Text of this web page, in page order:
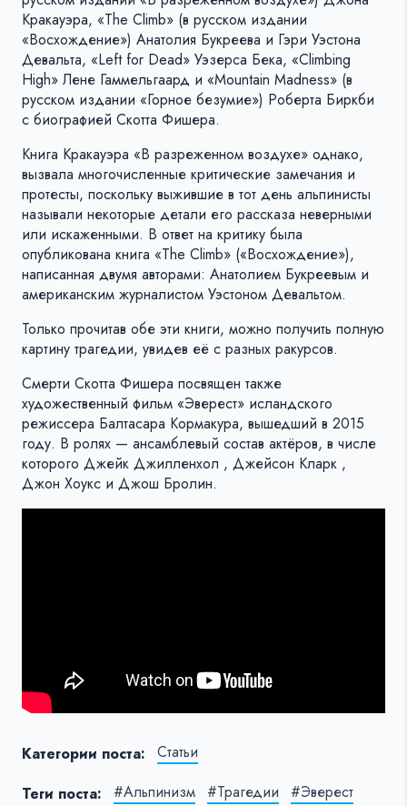
Кракауэра, «The Climb» (в русском издании
«Восхождение») Анатолия Букреева и Гэри Уэстона
Девальта, «Left for Dead» Уэзерса Бека, «Climbing
High» Лене Гаммельгаард и «Mountain Madness» (в
русском издании «Горное безумие») Роберта Биркби
с биографией Скотта Фишера.
Книга Кракауэра «В разреженном воздухе» однако,
вызвала многочисленные критические замечания и
протесты, поскольку выжившие в тот день альпинисты
называли некоторые детали его рассказа неверными
или искаженными. В ответ на критику была
опубликована книга «The Climb» («Восхождение»),
написанная двумя авторами: Анатолием Букреевым и
американским журналистом Уэстоном Девальтом.
Только прочитав обе эти книги, можно получить полную
картину трагедии, увидев её с разных ракурсов.
Смерти Скотта Фишера посвящен также
художественный фильм «Эверест» исландского
режиссера Балтасара Кормакура, вышедший в 2015
году. В ролях — ансамблевый состав актёров, в числе
которого Джейк Джилленхол , Джейсон Кларк ,
Джон Хоукс и Джош Бролин.
Категории поста:
Статьи
Теги поста:
#Альпинизм #Трагедии
#Эверест